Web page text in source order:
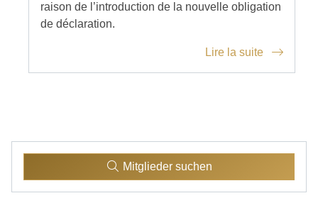
raison de l’introduction de la nouvelle obligation
de déclaration.
Lire la suite
Mitglieder suchen